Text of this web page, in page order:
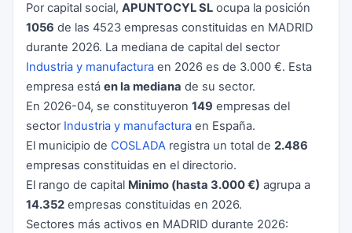
Por capital social, APUNTOCYL SL ocupa la posición
1056 de las 4523 empresas constituidas en MADRID
durante 2026. La mediana de capital del sector
Industria y manufactura en 2026 es de 3.000 €. Esta
empresa está en la mediana de su sector.
En 2026-04, se constituyeron 149 empresas del
sector Industria y manufactura en España.
El municipio de COSLADA registra un total de 2.486
empresas constituidas en el directorio.
El rango de capital Minimo (hasta 3.000 €) agrupa a
14.352 empresas constituidas en 2026.
Sectores más activos en MADRID durante 2026: